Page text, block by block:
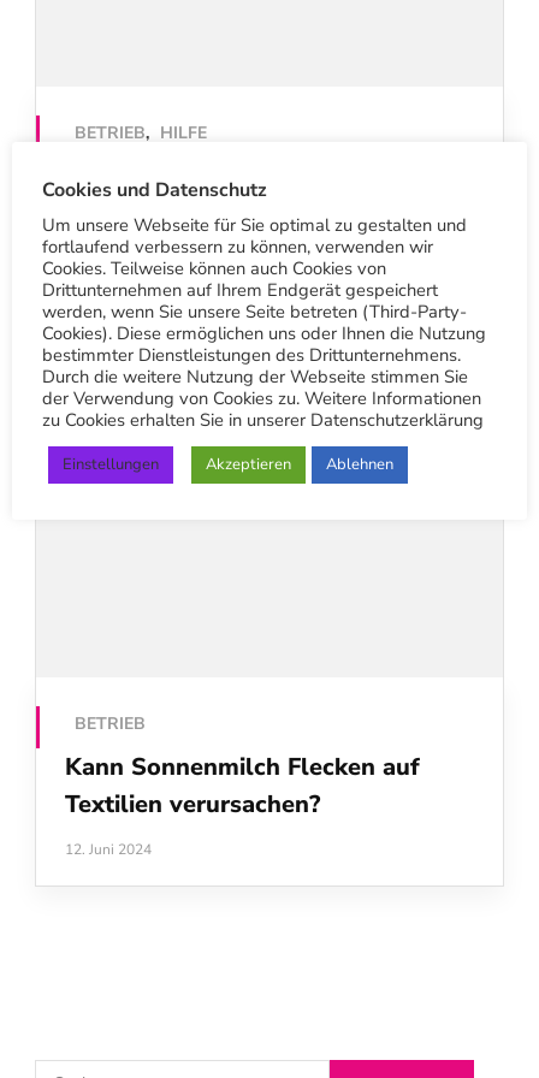
BETRIEB, HILFE
Blütenstaubflecken entfernen
25. April 2025
BETRIEB
Kann Sonnenmilch Flecken auf
Textilien verursachen?
12. Juni 2024
Cookies und Datenschutz
Um unsere Webseite für Sie optimal zu gestalten und
fortlaufend verbessern zu können, verwenden wir
Cookies. Teilweise können auch Cookies von
Drittunternehmen auf Ihrem Endgerät gespeichert
werden, wenn Sie unsere Seite betreten (Third-Party-
Cookies). Diese ermöglichen uns oder Ihnen die Nutzung
bestimmter Dienstleistungen des Drittunternehmens.
Durch die weitere Nutzung der Webseite stimmen Sie
der Verwendung von Cookies zu. Weitere Informationen
zu Cookies erhalten Sie in unserer Datenschutzerklärung
Einstellungen Akzeptieren Ablehnen